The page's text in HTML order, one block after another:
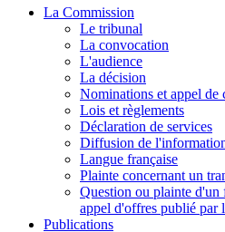
La Commission
Le tribunal
La convocation
L'audience
La décision
Nominations et appel de
Lois et règlements
Déclaration de services
Diffusion de
Langue française
Plainte concernant un
Question ou plainte d'un
appel d'offres publié par
Publications